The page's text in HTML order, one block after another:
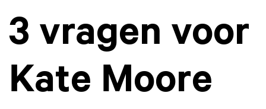
3 vragen voor
Kate Moore